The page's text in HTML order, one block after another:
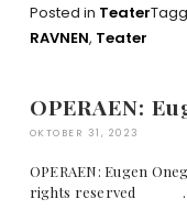
Posted in Teater
RAVNEN, Teater
OPERAEN:
OKTOBER 31, 2023
OPERAEN: Eugen
rights reserved